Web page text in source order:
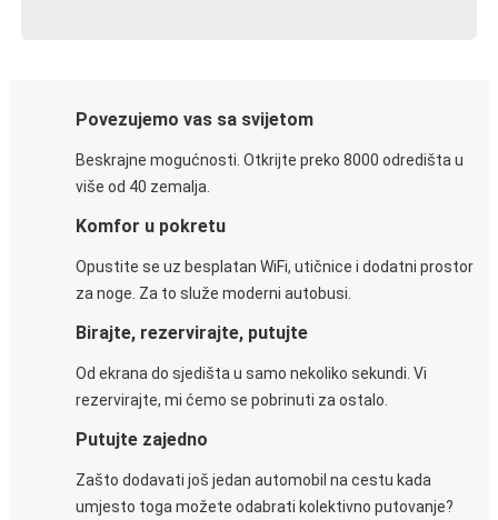
Povezujemo vas sa svijetom
Beskrajne mogućnosti. Otkrijte preko 8000 odredišta u
više od 40 zemalja.
Komfor u pokretu
Opustite se uz besplatan WiFi, utičnice i dodatni prostor
za noge. Za to služe moderni autobusi.
Birajte, rezervirajte, putujte
Od ekrana do sjedišta u samo nekoliko sekundi. Vi
rezervirajte, mi ćemo se pobrinuti za ostalo.
Putujte zajedno
Zašto dodavati još jedan automobil na cestu kada
umjesto toga možete odabrati kolektivno putovanje?